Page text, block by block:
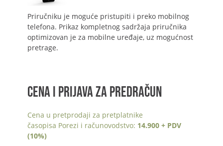
Priručniku je moguće pristupiti i preko mobilnog
telefona. Prikaz kompletnog sadržaja priručnika
optimizovan je za mobilne uređaje, uz mogućnost
pretrage.
CENA I PRIJAVA ZA PREDRAČUN
Cena u pretprodaji za pretplatnike
časopisa Porezi i računovodstvo: 14.900 + PDV
(10%)